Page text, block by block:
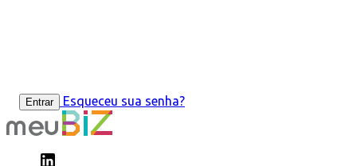
Entrar Esqueceu sua senha?